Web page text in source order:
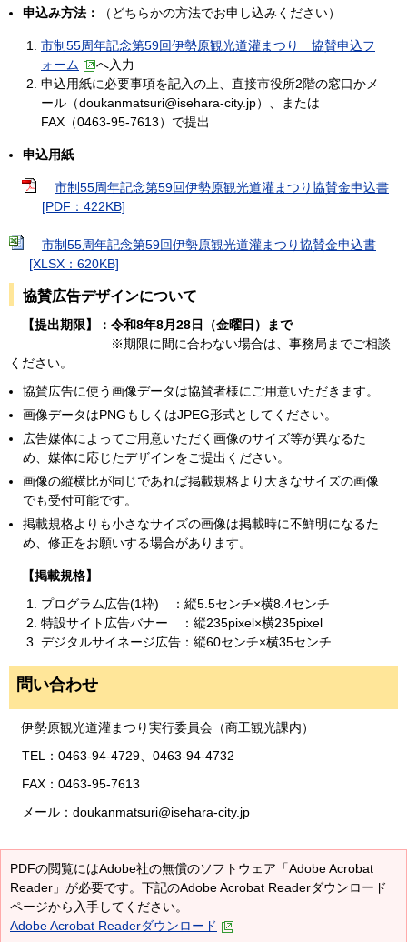
申込み方法：
（どちらかの方法でお申し込みください）
市制55周年記念第59回伊勢原観光道灌まつり 協賛申込フ
ォーム
へ入力
申込用紙に必要事項を記入の上、直接市役所2階の窓口かメ
ール（doukanmatsuri@isehara-city.jp）、または
FAX（0463-95-7613）で提出
申込用紙
市制55周年記念第59回伊勢原観光道灌まつり協賛金申込書
[PDF：422KB]
市制55周年記念第59回伊勢原観光道灌まつり協賛金申込書
[XLSX：620KB]
協賛広告デザインについて
【提出期限】：令和8年8月28日（金曜日）まで
※期限に間に合わない場合は、事務局までご相談
ください。
協賛広告に使う画像データは協賛者様にご用意いただきます。
画像データはPNGもしくはJPEG形式としてください。
広告媒体によってご用意いただく画像のサイズ等が異なるた
め、媒体に応じたデザインをご提出ください。
画像の縦横比が同じであれば掲載規格より大きなサイズの画像
でも受付可能です。
掲載規格よりも小さなサイズの画像は掲載時に不鮮明になるた
め、修正をお願いする場合があります。
【掲載規格】
プログラム広告(1枠) ：縦5.5センチ×横8.4センチ
特設サイト広告バナー ：縦235pixel×横235pixel
デジタルサイネージ広告：縦60センチ×横35センチ
問い合わせ
伊勢原観光道灌まつり実行委員会（商工観光課内）
TEL：0463-94-4729、0463-94-4732
FAX：0463-95-7613
メール：doukanmatsuri@isehara-city.jp
PDFの閲覧にはAdobe社の無償のソフトウェア「Adobe Acrobat
Reader」が必要です。下記のAdobe Acrobat Readerダウンロード
ページから入手してください。
Adobe Acrobat Readerダウンロード